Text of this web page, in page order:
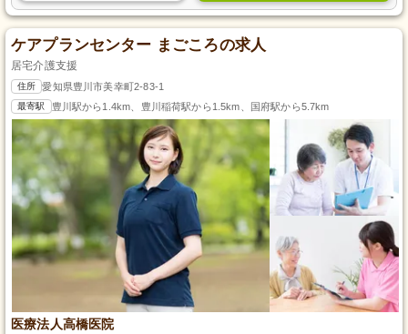
ケアプランセンター まごころの求人
居宅介護支援
住所 愛知県豊川市美幸町2-83-1
最寄駅 豊川駅から1.4km、豊川稲荷駅から1.5km、国府駅から5.7km
医療法人高橋医院